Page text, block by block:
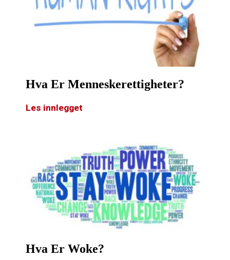
Hva Er Menneskerettigheter?
Les innlegget
Hva Er Woke?